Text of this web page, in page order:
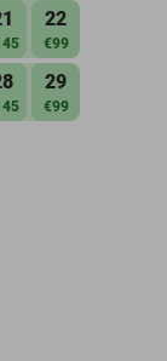
22
€99
29
€99